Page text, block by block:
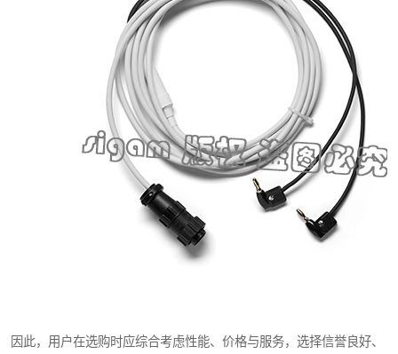
因此，用户在选购时应综合考虑性能、价格与服务，选择信誉良好、